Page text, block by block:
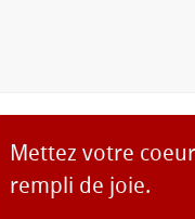
Mettez votre
rempli de joie.